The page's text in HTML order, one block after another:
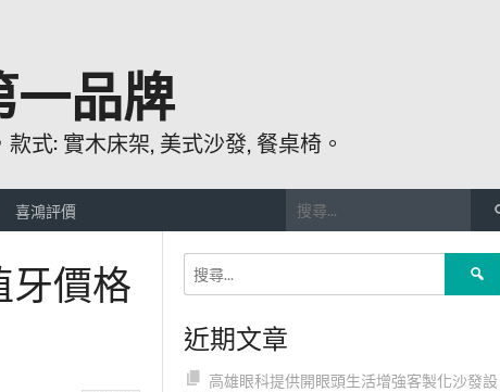
一品牌
式: 實木床架, 美式沙發, 餐桌椅。
喜鴻評價
尋
關
鍵
牙價格
近期文章
高雄眼科提供開眼頭生活增強客製化沙發設